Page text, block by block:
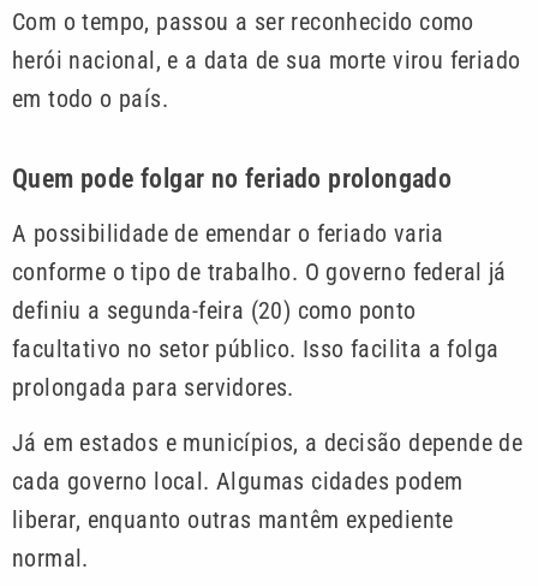
Com o tempo, passou a ser reconhecido como
herói nacional, e a data de sua morte virou feriado
em todo o país.
Quem pode folgar no feriado prolongado
A possibilidade de emendar o feriado varia
conforme o tipo de trabalho. O governo federal já
definiu a segunda-feira (20) como ponto
facultativo no setor público. Isso facilita a folga
prolongada para servidores.
Já em estados e municípios, a decisão depende de
cada governo local. Algumas cidades podem
liberar, enquanto outras mantêm expediente
normal.